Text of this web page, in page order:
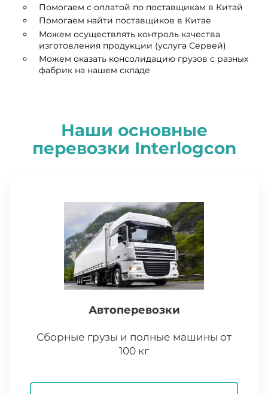
Помогаем с оплатой по поставщикам в Китай
Помогаем найти поставщиков в Китае
Можем осуществлять контроль качества
изготовления продукции (услуга Сервей)
Можем оказать консолидацию грузов с разных
фабрик на нашем складе
Наши основные
перевозки Interlogcon
Автоперевозки
Сборные грузы и полные машины от
100 кг